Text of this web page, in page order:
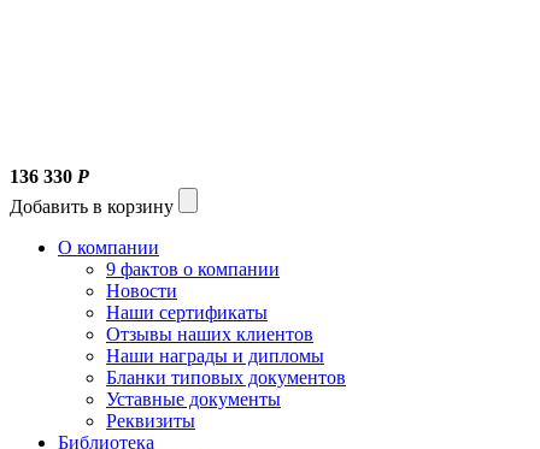
136 330 Р
Добавить в корзину
О компании
9 фактов о компании
Новости
Наши сертификаты
Отзывы наших клиентов
Наши награды и дипломы
Бланки типовых документов
Уставные документы
Реквизиты
Библиотека